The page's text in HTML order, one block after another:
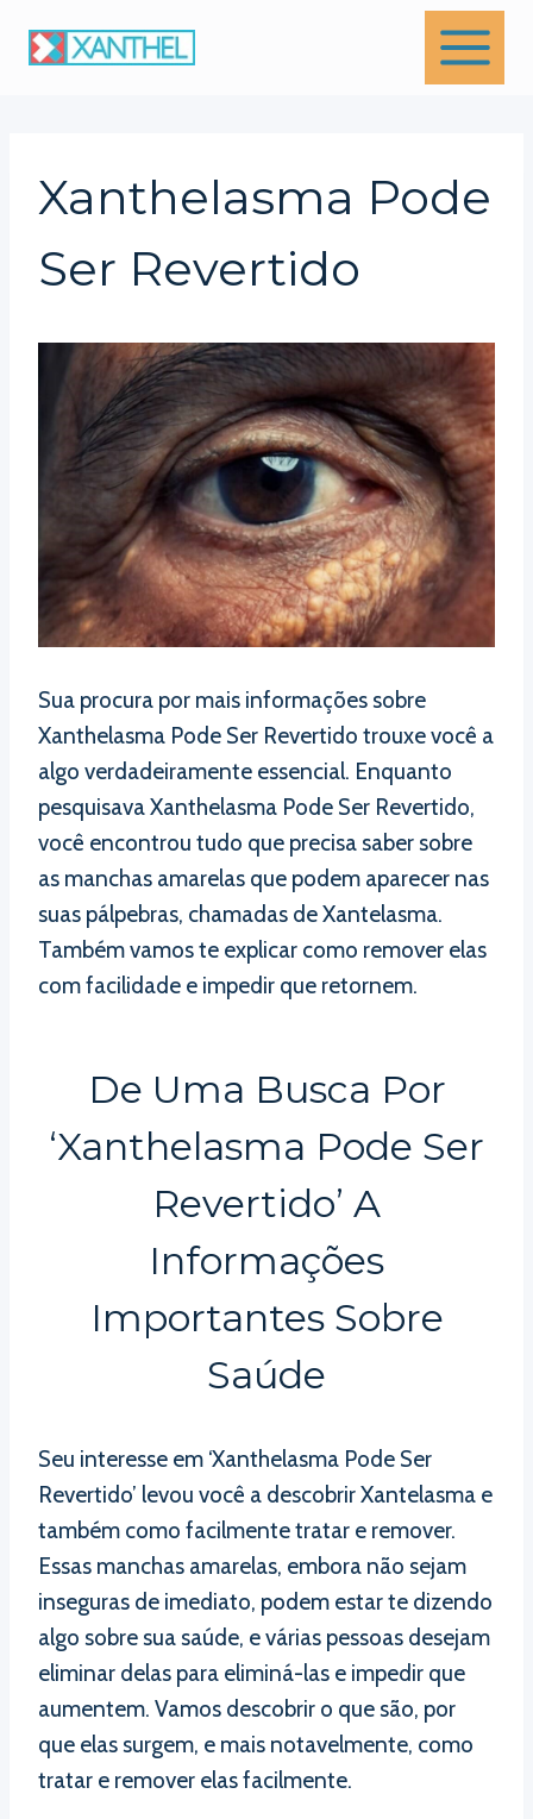
Xanthelasma Pode
Ser Revertido
Sua procura por mais informações sobre
Xanthelasma Pode Ser Revertido trouxe você a
algo verdadeiramente essencial. Enquanto
pesquisava Xanthelasma Pode Ser Revertido,
você encontrou tudo que precisa saber sobre
as manchas amarelas que podem aparecer nas
suas pálpebras, chamadas de Xantelasma.
Também vamos te explicar como remover elas
com facilidade e impedir que retornem.
De Uma Busca Por
‘Xanthelasma Pode Ser
Revertido’ A
Informações
Importantes Sobre
Saúde
Seu interesse em ‘Xanthelasma Pode Ser
Revertido’ levou você a descobrir Xantelasma e
também como facilmente tratar e remover.
Essas manchas amarelas, embora não sejam
inseguras de imediato, podem estar te dizendo
algo sobre sua saúde, e várias pessoas desejam
eliminar delas para eliminá-las e impedir que
aumentem. Vamos descobrir o que são, por
que elas surgem, e mais notavelmente, como
tratar e remover elas facilmente.